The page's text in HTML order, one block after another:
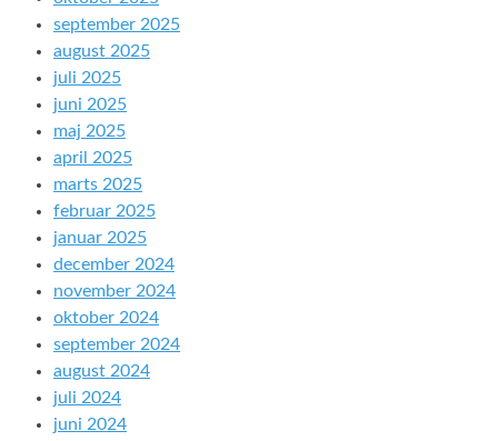
september 2025
august 2025
juli 2025
juni 2025
maj 2025
april 2025
marts 2025
februar 2025
januar 2025
december 2024
november 2024
oktober 2024
september 2024
august 2024
juli 2024
juni 2024